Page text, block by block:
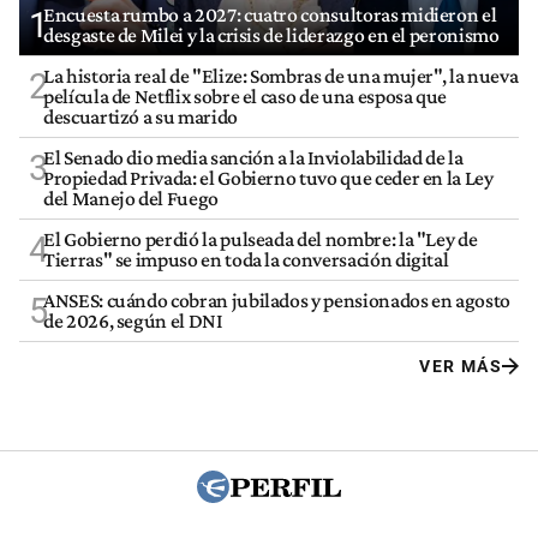
1Encuesta rumbo a 2027: cuatro consultoras midieron el
desgaste de Milei y la crisis de liderazgo en el peronismo
2La historia real de "Elize: Sombras de una mujer", la nueva
película de Netflix sobre el caso de una esposa que
descuartizó a su marido
3El Senado dio media sanción a la Inviolabilidad de la
Propiedad Privada: el Gobierno tuvo que ceder en la Ley
del Manejo del Fuego
4El Gobierno perdió la pulseada del nombre: la "Ley de
Tierras" se impuso en toda la conversación digital
5ANSES: cuándo cobran jubilados y pensionados en agosto
de 2026, según el DNI
VER MÁS